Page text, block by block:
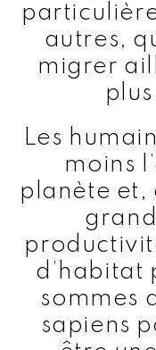
autres,
migrer
Les
moins
planète et,
d’habitat
sommes
sapiens